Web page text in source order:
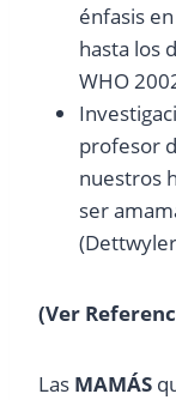
énfasis
hasta los
WHO
profesor
nuestros
ser
(Ver
Las MAMÁS